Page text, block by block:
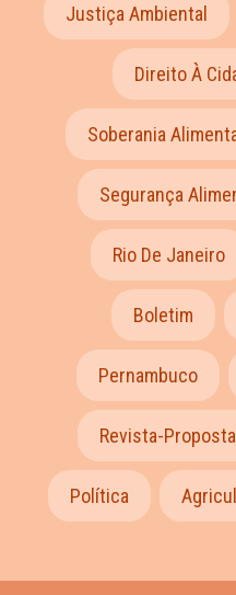
Justiça Ambiental
Direito À
Soberania
Segurança
Rio De Janeiro
Boletim
Pernambuco
Revista-Proposta
Política